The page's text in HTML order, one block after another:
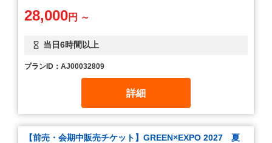
当日6時間以上
28,000円 ～
プランID：AJ00032809
詳細
【前売・会期中販売チケット】GREEN×EXPO 2027 夏